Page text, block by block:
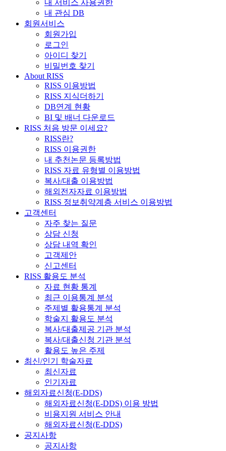
내 서비스 사용권한
내 관심 DB
회원서비스
회원가입
로그인
아이디 찾기
비밀번호 찾기
About RISS
RISS 이용방법
RISS 지식더하기
DB연계 현황
BI 및 배너 다운로드
RISS 처음 방문 이세요?
RISS란?
RISS 이용권한
내 추천논문 등록방법
RISS 자료 유형별 이용방법
복사/대출 이용방법
해외전자자료 이용방법
RISS 정보취약계층 서비스 이용방법
고객센터
자주 찾는 질문
상담 신청
상담 내역 확인
고객제안
신고센터
RISS 활용도 분석
자료 현황 통계
최근 이용통계 분석
주제별 활용통계 분석
학술지 활용도 분석
복사/대출제공 기관 분석
복사/대출신청 기관 분석
활용도 높은 주제
최신/인기 학술자료
최신자료
인기자료
해외자료신청(E-DDS)
해외자료신청(E-DDS) 이용 방법
비용지원 서비스 안내
해외자료신청(E-DDS)
공지사항
공지사항